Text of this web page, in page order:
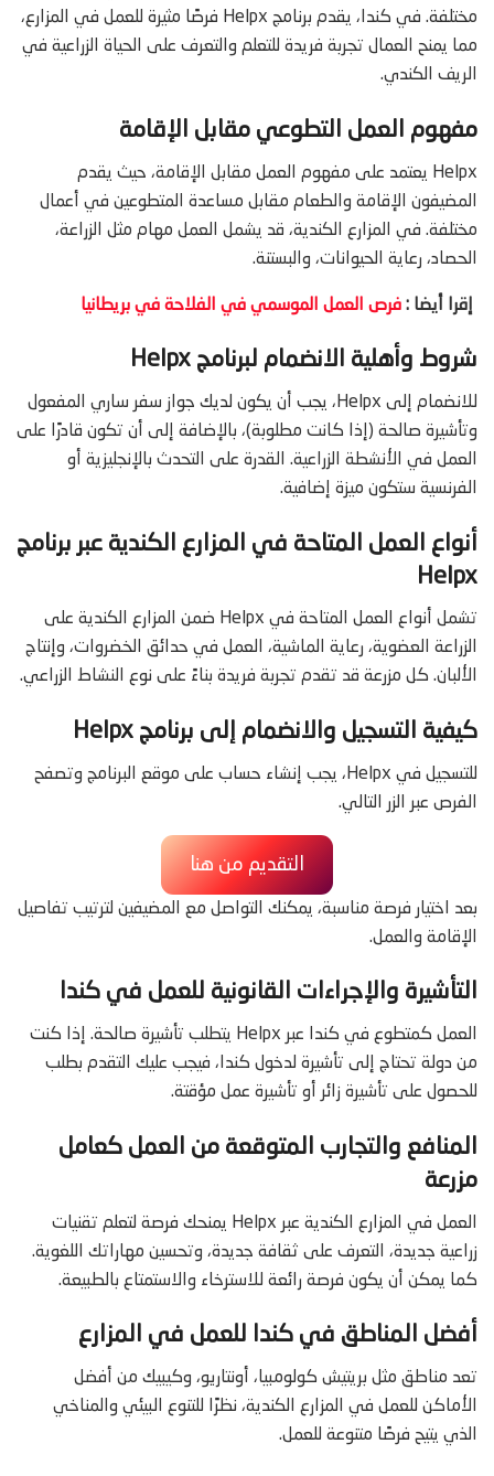
مختلفة. في كندا، يقدم برنامج Helpx فرصًا مثيرة للعمل في المزارع،
مما يمنح العمال تجربة فريدة للتعلم والتعرف على الحياة الزراعية في
الريف الكندي.
مفهوم العمل التطوعي مقابل الإقامة
Helpx يعتمد على مفهوم العمل مقابل الإقامة، حيث يقدم
المضيفون الإقامة والطعام مقابل مساعدة المتطوعين في أعمال
مختلفة. في المزارع الكندية، قد يشمل العمل مهام مثل الزراعة،
الحصاد، رعاية الحيوانات، والبستنة.
إقرا أيضا : فرص العمل الموسمي في الفلاحة في بريطانيا
شروط وأهلية الانضمام لبرنامج Helpx
للانضمام إلى Helpx، يجب أن يكون لديك جواز سفر ساري المفعول
وتأشيرة صالحة (إذا كانت مطلوبة)، بالإضافة إلى أن تكون قادرًا على
العمل في الأنشطة الزراعية. القدرة على التحدث بالإنجليزية أو
الفرنسية ستكون ميزة إضافية.
أنواع العمل المتاحة في المزارع الكندية عبر برنامج
Helpx
تشمل أنواع العمل المتاحة في Helpx ضمن المزارع الكندية على
الزراعة العضوية، رعاية الماشية، العمل في حدائق الخضروات، وإنتاج
الألبان. كل مزرعة قد تقدم تجربة فريدة بناءً على نوع النشاط الزراعي.
كيفية التسجيل والانضمام إلى برنامج Helpx
للتسجيل في Helpx، يجب إنشاء حساب على موقع البرنامج وتصفح
الفرص عبر الزر التالي.
التقديم من هنا
بعد اختيار فرصة مناسبة، يمكنك التواصل مع المضيفين لترتيب تفاصيل
الإقامة والعمل.
التأشيرة والإجراءات القانونية للعمل في كندا
العمل كمتطوع في كندا عبر Helpx يتطلب تأشيرة صالحة. إذا كنت
من دولة تحتاج إلى تأشيرة لدخول كندا، فيجب عليك التقدم بطلب
للحصول على تأشيرة زائر أو تأشيرة عمل مؤقتة.
المنافع والتجارب المتوقعة من العمل كعامل
مزرعة
العمل في المزارع الكندية عبر Helpx يمنحك فرصة لتعلم تقنيات
زراعية جديدة، التعرف على ثقافة جديدة، وتحسين مهاراتك اللغوية.
كما يمكن أن يكون فرصة رائعة للاسترخاء والاستمتاع بالطبيعة.
أفضل المناطق في كندا للعمل في المزارع
تعد مناطق مثل بريتيش كولومبيا، أونتاريو، وكيبيك من أفضل
الأماكن للعمل في المزارع الكندية، نظرًا للتنوع البيئي والمناخي
الذي يتيح فرصًا متنوعة للعمل.